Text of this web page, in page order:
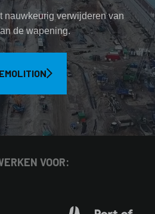
nauwkeurig verwijderen van
de wapening.
VOOR: